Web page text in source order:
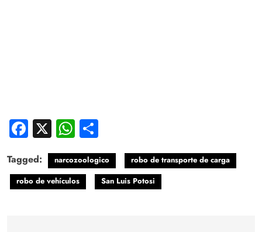
Facebook
X WhatsApp
Tagged: narcozoologico
robo de transporte de carga
robo de vehículos
San Luis Potosi